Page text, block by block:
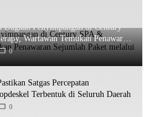
Dugaan Penyimpangan di Century
Wartawan Temukan Penawaran
WhatsApp
0
Satgas Percepatan
Terbentuk di Seluruh Daerah
0